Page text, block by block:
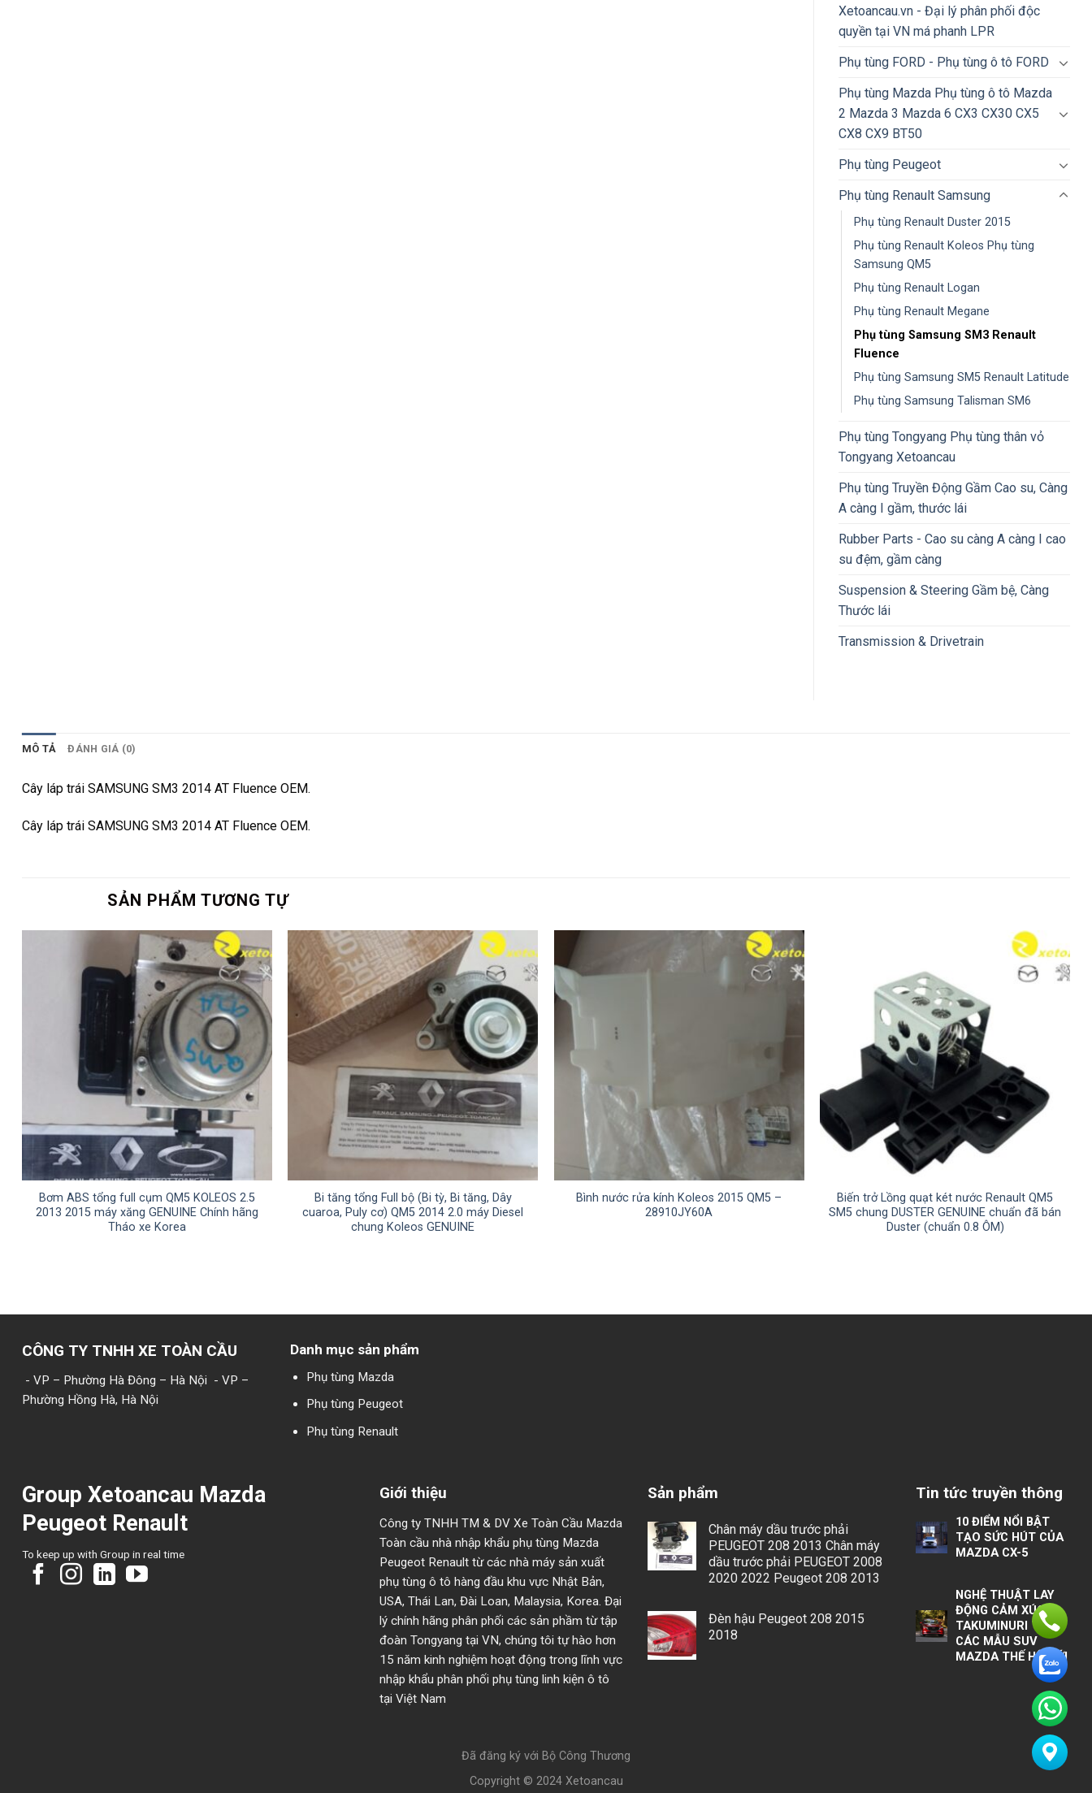
Xetoancau.vn - Đại lý phân phối độc
quyền tại VN má phanh LPR
Phụ tùng FORD - Phụ tùng ô tô FORD
Phụ tùng Mazda Phụ tùng ô tô Mazda
2 Mazda 3 Mazda 6 CX3 CX30 CX5
CX8 CX9 BT50
Phụ tùng Peugeot
Phụ tùng Renault Samsung
Phụ tùng Renault Duster 2015
Phụ tùng Renault Koleos Phụ tùng
Samsung QM5
Phụ tùng Renault Logan
Phụ tùng Renault Megane
Phụ tùng Samsung SM3 Renault
Fluence
Phụ tùng Samsung SM5 Renault Latitude
Phụ tùng Samsung Talisman SM6
Phụ tùng Tongyang Phụ tùng thân vỏ
Tongyang Xetoancau
Phụ tùng Truyền Động Gầm Cao su, Càng
A càng I gầm, thước lái
Rubber Parts - Cao su càng A càng I cao
su đệm, gầm càng
Suspension & Steering Gầm bệ, Càng
Thước lái
Transmission & Drivetrain
MÔ TẢ ĐÁNH GIÁ (0)
Cây láp trái SAMSUNG SM3 2014 AT Fluence OEM.
Cây láp trái SAMSUNG SM3 2014 AT Fluence OEM.
SẢN PHẨM TƯƠNG TỰ
Bơm ABS tổng full cụm QM5 KOLEOS 2.5
2013 2015 máy xăng GENUINE Chính hãng
Tháo xe Korea
Bi tăng tổng Full bộ (Bi tỳ, Bi tăng, Dây
cuaroa, Puly cơ) QM5 2014 2.0 máy Diesel
chung Koleos GENUINE
Bình nước rửa kính Koleos 2015 QM5 –
28910JY60A
Biến trở Lồng quạt két nước Renault QM5
SM5 chung DUSTER GENUINE chuẩn đã bán
Duster (chuẩn 0.8 ÔM)
CÔNG TY TNHH XE TOÀN CẦU
- VP – Phường Hà Đông – Hà Nội - VP –
Phường Hồng Hà, Hà Nội
Danh mục sản phẩm
Phụ tùng Mazda
Phụ tùng Peugeot
Phụ tùng Renault
Group Xetoancau Mazda
Peugeot Renault
To keep up with Group in real time
Giới thiệu
Công ty TNHH TM & DV Xe Toàn Cầu Mazda
Toàn cầu nhà nhập khẩu phụ tùng Mazda
Peugeot Renault từ các nhà máy sản xuất
phụ tùng ô tô hàng đầu khu vực Nhật Bản,
USA, Thái Lan, Đài Loan, Malaysia, Korea. Đại
lý chính hãng phân phối các sản phầm từ tập
đoàn Tongyang tại VN, chúng tôi tự hào hơn
15 năm kinh nghiệm hoạt động trong lĩnh vực
nhập khẩu phân phối phụ tùng linh kiện ô tô
tại Việt Nam
Sản phẩm
Chân máy dầu trước phải
PEUGEOT 208 2013 Chân máy
dầu trước phải PEUGEOT 2008
2020 2022 Peugeot 208 2013
Đèn hậu Peugeot 208 2015
2018
Tin tức truyền thông
10 ĐIỂM NỔI BẬT
TẠO SỨC HÚT CỦA
MAZDA CX-5
NGHỆ THUẬT LAY
ĐỘNG CẢM XÚC
TAKUMINURI TRÊN
CÁC MẪU SUV
MAZDA THẾ HỆ MỚI
Đã đăng ký với Bộ Công Thương
Copyright © 2024 Xetoancau